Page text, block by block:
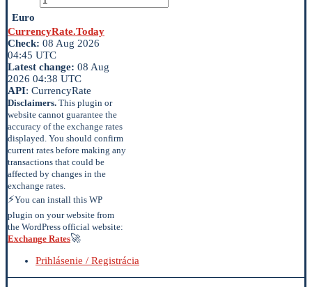
Euro
CurrencyRate.Today
Check: 08 Aug 2026
04:45 UTC
Latest change: 08 Aug
2026 04:38 UTC
API: CurrencyRate
Disclaimers. This plugin or
website cannot guarantee the
accuracy of the exchange rates
displayed. You should confirm
current rates before making any
transactions that could be
affected by changes in the
exchange rates.
⚡You can install this WP
plugin on your website from
the WordPress official website:
Exchange Rates🚀
Prihlásenie / Registrácia